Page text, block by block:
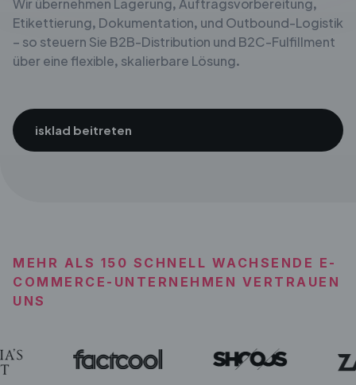
Etikettierung, Dokumentation, und Outbound-Logistik
– so steuern Sie B2B-Distribution und B2C-Fulfillment
über eine flexible, skalierbare Lösung.
isklad beitreten
MEHR ALS 150 SCHNELL WACHSENDE E-
COMMERCE-UNTERNEHMEN VERTRAUEN
UNS